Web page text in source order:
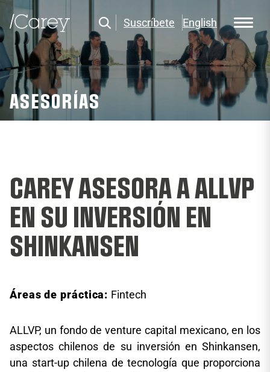
Suscríbete English
ASESORÍAS
CAREY ASESORA A ALLVP
EN SU INVERSIÓN EN
SHINKANSEN
Áreas de práctica: Fintech
ALLVP, un fondo de venture capital mexicano, en los
aspectos chilenos de su inversión en Shinkansen,
una start-up chilena de tecnología que proporciona